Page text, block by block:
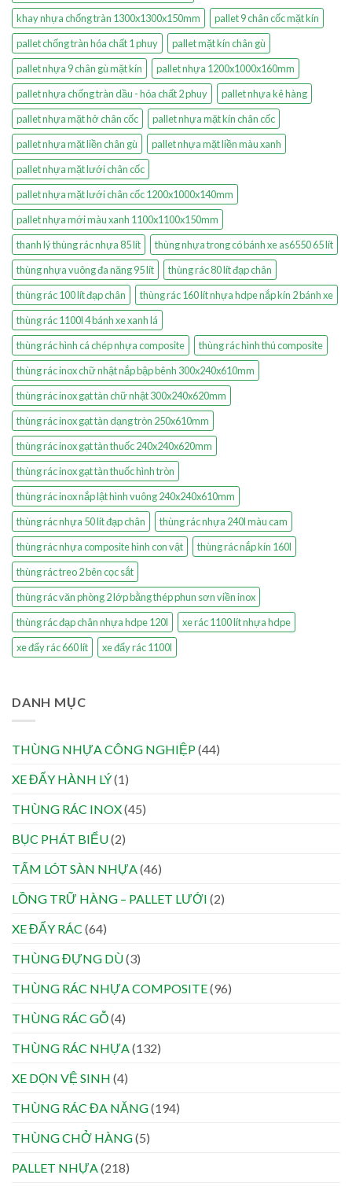
khay nhựa chống tràn 1300x1300x150mm
pallet 9 chân cốc mặt kín
pallet chống tràn hóa chất 1 phuy
pallet mặt kín chân gù
pallet nhựa 9 chân gù mặt kín
pallet nhựa 1200x1000x160mm
pallet nhựa chống tràn dầu - hóa chất 2 phuy
pallet nhựa kê hàng
pallet nhựa mặt hở chân cốc
pallet nhựa mặt kín chân cốc
pallet nhựa mặt liền chân gù
pallet nhựa mặt liền màu xanh
pallet nhựa mặt lưới chân cốc
pallet nhựa mặt lưới chân cốc 1200x1000x140mm
pallet nhựa mới màu xanh 1100x1100x150mm
thanh lý thùng rác nhựa 85 lít
thùng nhựa trong có bánh xe as6550 65 lít
thùng nhựa vuông đa năng 95 lít
thùng rác 80 lít đạp chân
thùng rác 100 lít đạp chân
thùng rác 160 lít nhựa hdpe nắp kín 2 bánh xe
thùng rác 1100l 4 bánh xe xanh lá
thùng rác hình cá chép nhựa composite
thùng rác hình thú composite
thùng rác inox chữ nhật nắp bập bênh 300x240x610mm
thùng rác inox gạt tàn chữ nhật 300x240x620mm
thùng rác inox gạt tàn dạng tròn 250x610mm
thùng rác inox gạt tàn thuốc 240x240x620mm
thùng rác inox gạt tàn thuốc hình tròn
thùng rác inox nắp lật hình vuông 240x240x610mm
thùng rác nhựa 50 lít đạp chân
thùng rác nhựa 240l màu cam
thùng rác nhựa composite hình con vật
thùng rác nắp kín 160l
thùng rác treo 2 bên cọc sắt
thùng rác văn phòng 2 lớp bằng thép phun sơn viền inox
thùng rác đạp chân nhựa hdpe 120l
xe rác 1100 lít nhựa hdpe
xe đẩy rác 660 lít
xe đẩy rác 1100l
DANH MỤC
THÙNG NHỰA CÔNG NGHIỆP(44)
XE ĐẨY HÀNH LÝ(1)
THÙNG RÁC INOX(45)
BỤC PHÁT BIỂU(2)
TẤM LÓT SÀN NHỰA(46)
LỒNG TRỮ HÀNG – PALLET LƯỚI (2)
XE ĐẨY RÁC (64)
THÙNG ĐỰNG DÙ(3)
THÙNG RÁC NHỰA COMPOSITE(96)
THÙNG RÁC GỖ(4)
THÙNG RÁC NHỰA(132)
XE DỌN VỆ SINH (4)
THÙNG RÁC ĐA NĂNG(194)
THÙNG CHỞ HÀNG(5)
PALLET NHỰA(218)